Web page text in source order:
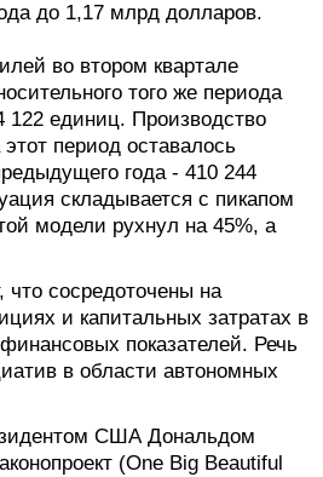
до 1,17 млрд долларов.
во втором квартале
того же периода
122 единиц. Производство
период оставалось
года - 410 244
складывается с пикапом
модели рухнул на 45%, а
что сосредоточены на
и капитальных затратах в
показателей. Речь
в области автономных
США Дональдом
(One Big Beautiful